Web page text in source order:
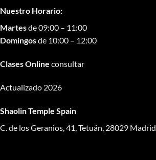
Nuestro Horario:
Martesde 09:00 – 11:00
Domingosde 10:00 – 12:00
Clases Online consultar
Actualizado 2026
Shaolin Temple Spain
C. de los Geranios, 41, Tetuán, 28029 Madrid